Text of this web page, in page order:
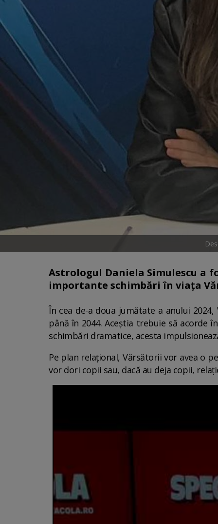
Astrologul Daniela Simulescu a
importante schimbări în viața
În cea de-a doua jumătate a anului
până în 2044. Aceștia trebuie să acorde
schimbări dramatice, acesta
Pe plan relațional, Vărsătorii vor avea o
vor dori copii sau, dacă au deja copii,